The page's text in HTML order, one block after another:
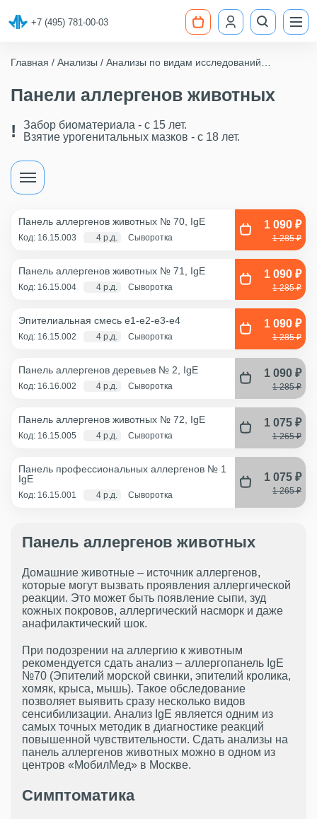
+7 (495) 781-00-03
Главная Анализы
Анализы по видам исследований
Панели аллергенов животных
Забор биоматериала - c 15 лет.
Взятие урогенитальных мазков - с 18 лет.
Панель аллергенов животных № 70, IgE
Код: 16.15.003 4 р.д. Сыворотка
1 090 ₽
1 285 ₽
Панель аллергенов животных № 71, IgE
Код: 16.15.004 4 р.д. Сыворотка
1 090 ₽
1 285 ₽
Эпителиальная смесь e1-e2-e3-e4
Код: 16.15.002 4 р.д. Сыворотка
1 090 ₽
1 285 ₽
Панель аллергенов деревьев № 2, IgE
Код: 16.16.002 4 р.д. Сыворотка
1 090 ₽
1 285 ₽
Панель аллергенов животных № 72, IgE
Код: 16.15.005 4 р.д. Сыворотка
1 075 ₽
1 265 ₽
Панель профессиональных аллергенов № 1
IgE
Код: 16.15.001 4 р.д. Сыворотка
1 075 ₽
1 265 ₽
Панель аллергенов животных
Домашние животные – источник аллергенов,
которые могут вызвать проявления аллергической
реакции. Это может быть появление сыпи, зуд
кожных покровов, аллергический насморк и даже
анафилактический шок.
При подозрении на аллергию к животным
рекомендуется сдать анализ – аллергопанель IgE
№70 (Эпителий морской свинки, эпителий кролика,
хомяк, крыса, мышь). Такое обследование
позволяет выявить сразу несколько видов
сенсибилизации. Анализ IgE является одним из
самых точных методик в диагностике реакций
повышенной чувствительности. Сдать анализы на
панель аллергенов животных можно в одном из
центров «МобилМед» в Москве.
Симптоматика